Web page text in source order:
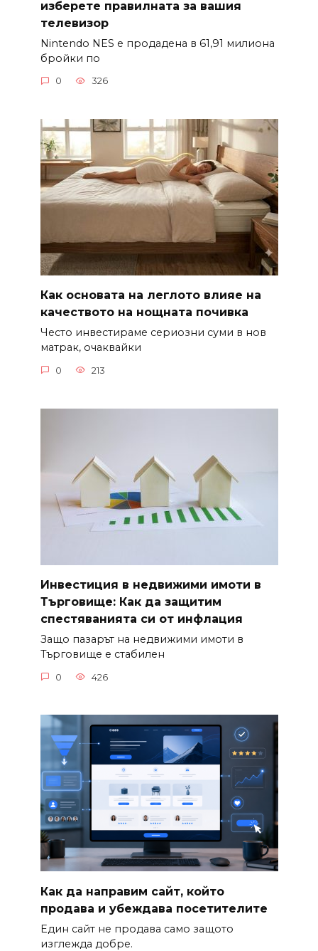
изберете правилната за вашия
телевизор
Nintendo NES е продадена в 61,91 милиона
бройки по
0 326
Как основата на леглото влияе на
качеството на нощната почивка
Често инвестираме сериозни суми в нов
матрак, очаквайки
0 213
Инвестиция в недвижими имоти в
Търговище: Как да защитим
спестяванията си от инфлация
Защо пазарът на недвижими имоти в
Търговище е стабилен
0 426
Как да направим сайт, който
продава и убеждава посетителите
Един сайт не продава само защото
изглежда добре.